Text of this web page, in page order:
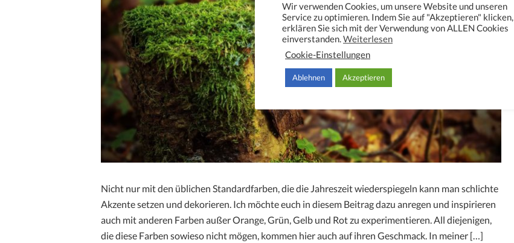
Nicht nur mit den üblichen Standardfarben, die die Jahreszeit wiederspiegeln kann man schlichte
Akzente setzen und dekorieren. Ich möchte euch in diesem Beitrag dazu anregen und inspirieren
auch mit anderen Farben außer Orange, Grün, Gelb und Rot zu experimentieren. All diejenigen,
die diese Farben sowieso nicht mögen, kommen hier auch auf ihren Geschmack. In meiner […]
Wir verwenden Cookies, um unsere Website und unseren
Service zu optimieren. Indem Sie auf "Akzeptieren" klicken,
erklären Sie sich mit der Verwendung von ALLEN Cookies
einverstanden.Weiterlesen
Cookie-Einstellungen
Ablehnen Akzeptieren